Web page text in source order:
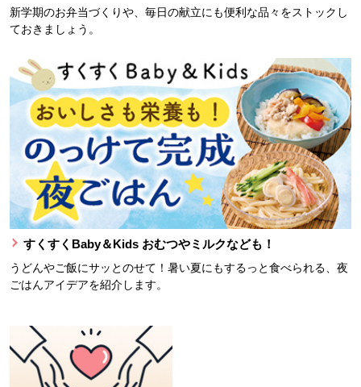
新学期のお弁当づくりや、毎日の献立にも便利な品々をストックし
ておきましょう。
すくすくBaby＆Kids おむつやミルクなども！
うどんやご飯にサッとのせて！暑い夏にもするっと食べられる、夜
ごはんアイデアを紹介します。